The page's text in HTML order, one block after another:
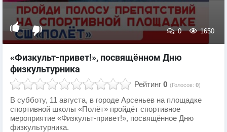
— 0 1650
«Физкульт-привет!», посвящённом Дню
физкультурника
Рейтинг 0 (Голосов: 0)
В субботу, 11 августа, в городе Арсеньев на площадке
спортивной школы «Полёт» пройдёт спортивное
мероприятие «Физкульт-привет!», посвящённое Дню
физкультурника.